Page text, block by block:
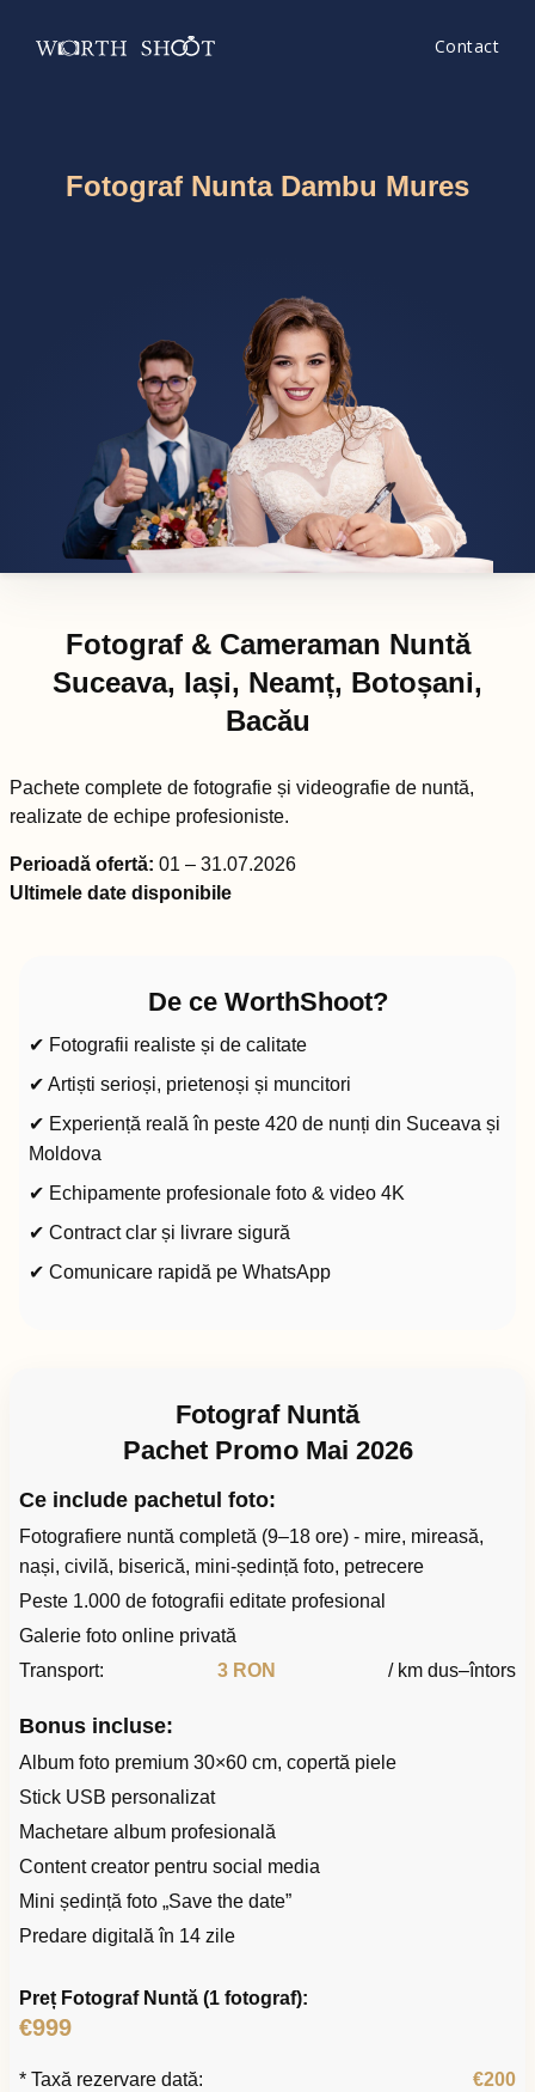
Contact
Fotograf Nunta Dambu Mures
Fotograf & Cameraman Nuntă
Suceava, Iași, Neamț, Botoșani,
Bacău
Pachete complete de fotografie și videografie de nuntă,
realizate de echipe profesioniste.
Perioadă ofertă: 01 – 31.07.2026
Ultimele date disponibile
De ce WorthShoot?
✔ Fotografii realiste și de calitate
✔ Artiști serioși, prietenoși și muncitori
✔ Experiență reală în peste 420 de nunți din Suceava și
Moldova
✔ Echipamente profesionale foto & video 4K
✔ Contract clar și livrare sigură
✔ Comunicare rapidă pe WhatsApp
Fotograf Nuntă
Pachet Promo Mai 2026
Ce include pachetul foto:
Fotografiere nuntă completă (9–18 ore) - mire, mireasă,
nași, civilă, biserică, mini-ședință foto, petrecere
Peste 1.000 de fotografii editate profesional
Galerie foto online privată
Transport:
3 RON / km dus–întors
Bonus incluse:
Album foto premium 30×60 cm, copertă piele
Stick USB personalizat
Machetare album profesională
Content creator pentru social media
Mini ședință foto „Save the date”
Predare digitală în 14 zile
Preț Fotograf Nuntă (1 fotograf):
€999
* Taxă rezervare dată: €200